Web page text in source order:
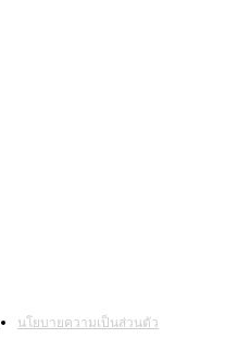
นโยบายความเป็นส่วนตัว